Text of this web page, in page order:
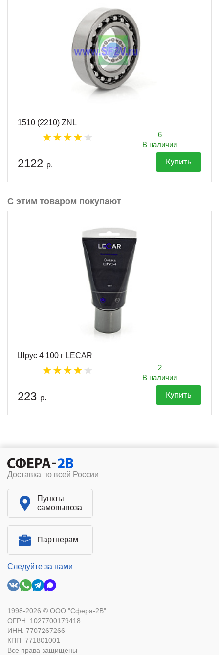
1510 (2210) ZNL
6
В наличии
2122 р. Купить
С этим товаром покупают
Шрус 4 100 г LECAR
2
В наличии
223 р. Купить
Доставка по всей России
Пункты
самовывоза
Партнерам
Следуйте за нами
1998-2026 © ООО "Сфера-2В"
ОГРН: 1027700179418
ИНН: 7707267266
КПП: 771801001
Все права защищены